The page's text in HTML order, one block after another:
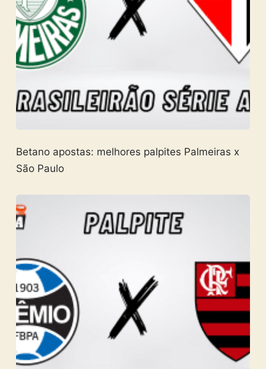
Betano apostas: melhores palpites Palmeiras x
São Paulo